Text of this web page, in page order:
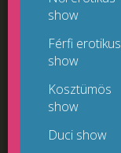
show
Férfi erotikus
show
Kosztümös
show
Duci show